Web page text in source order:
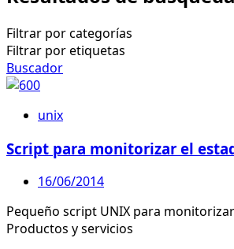
Filtrar por categorías
Filtrar por etiquetas
Buscador
unix
Script para monitorizar el
16/06/2014
Pequeño script UNIX para
Productos y servicios